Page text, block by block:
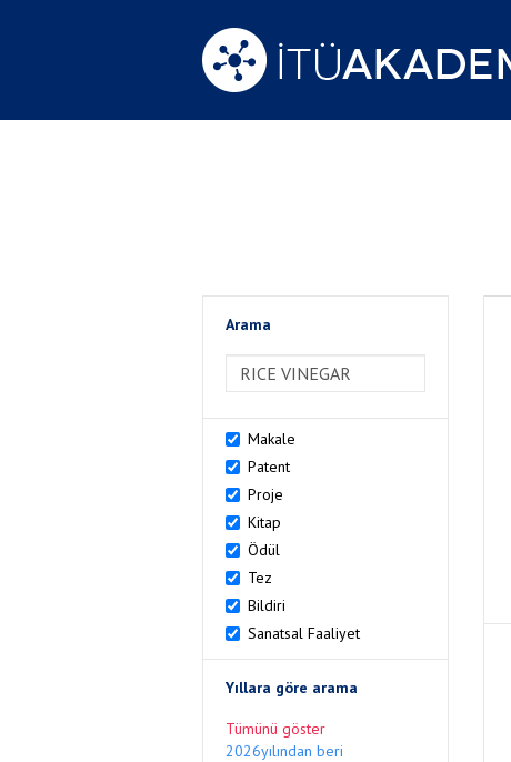
Arama
>Arama
Makale
Patent
Proje
Kitap
Ödül
Tez
Bildiri
Sanatsal Faaliyet
Yıllara göre arama
Tümünü göster
2026yılından beri